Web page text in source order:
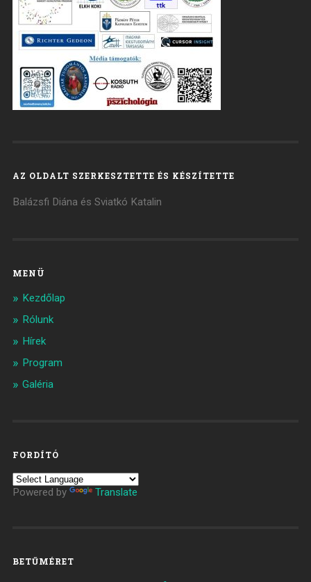
AZ OLDALT SZERKESZTETTE ÉS KÉSZÍTETTE
Balázsfi Diána és Sviatkó Katalin
MENÜ
Kezdőlap
Rólunk
Hírek
Program
Galéria
FORDÍTÓ
Powered by Translate
BETŰMÉRET